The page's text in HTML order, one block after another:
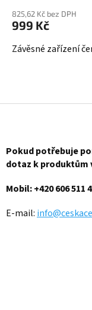
825,62 Kč bez DPH
999 Kč
Závěsné zařízení
Pokud potřebuje
dotaz k produktům
Mobil: +420 606 511
E-mail: